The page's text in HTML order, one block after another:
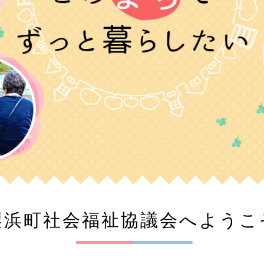
浜町社会福祉協議会へようこ